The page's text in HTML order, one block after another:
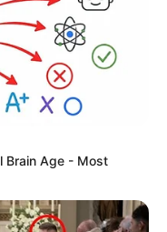
Brain Age - Most